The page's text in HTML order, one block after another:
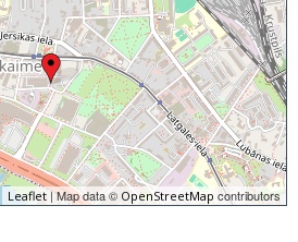
Leaflet| Map data © OpenStreetMap contributors